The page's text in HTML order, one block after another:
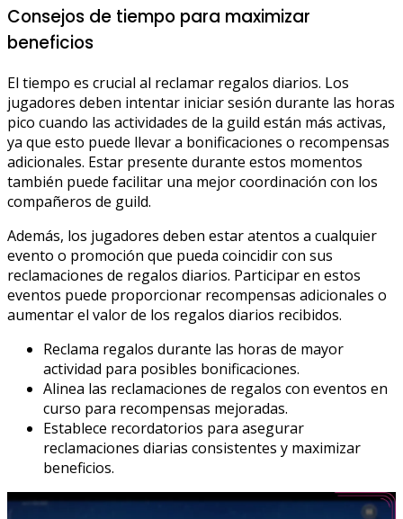
Consejos de tiempo para maximizar
beneficios
El tiempo es crucial al reclamar regalos diarios. Los
jugadores deben intentar iniciar sesión durante las horas
pico cuando las actividades de la guild están más activas,
ya que esto puede llevar a bonificaciones o recompensas
adicionales. Estar presente durante estos momentos
también puede facilitar una mejor coordinación con los
compañeros de guild.
Además, los jugadores deben estar atentos a cualquier
evento o promoción que pueda coincidir con sus
reclamaciones de regalos diarios. Participar en estos
eventos puede proporcionar recompensas adicionales o
aumentar el valor de los regalos diarios recibidos.
Reclama regalos durante las horas de mayor
actividad para posibles bonificaciones.
Alinea las reclamaciones de regalos con eventos en
curso para recompensas mejoradas.
Establece recordatorios para asegurar
reclamaciones diarias consistentes y maximizar
beneficios.